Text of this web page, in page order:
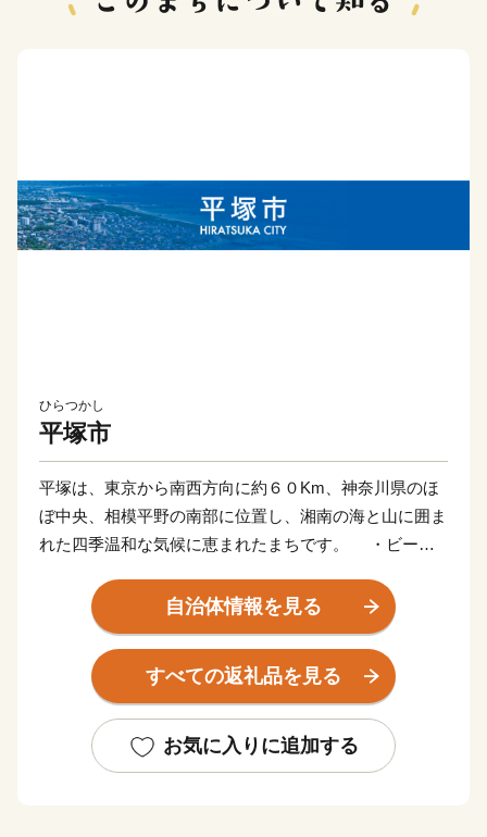
ひらつかし
平塚市
平塚は、東京から南西方向に約６０Km、神奈川県のほ
ぼ中央、相模平野の南部に位置し、湘南の海と山に囲ま
れた四季温和な気候に恵まれたまちです。 ・ビーチ
南の風を感じる海岸エリア ・たくさんの人が集い楽
しむ七夕まつりや週末のマルシェ ・市民が憩う総合
公園をはじめとするたくさんの公園や、安心して子ども
を産み育てることのできる手厚い子育て支援や施設
空間、時間がたくさんあります。 平塚は、ほかの湘
南の都市と比べるとちょっと庶民的かもしれません。
自治体情報を見る
すべての返礼品を見る
お気に入りに追加する